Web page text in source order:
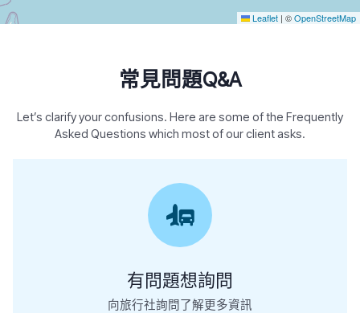
Leaflet | ©OpenStreetMap
常見問題Q&A
Let’s clarify your confusions. Here are some of the Frequently
Asked Questions which most of our client asks.
有問題想詢問
向旅行社詢問了解更多資訊